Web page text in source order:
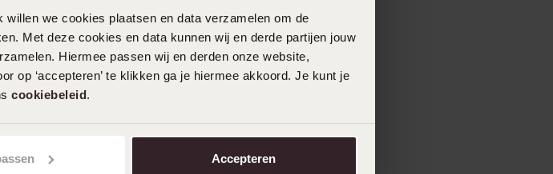
we cookies plaatsen en data verzamelen om de
Met deze cookies en data kunnen wij en derde partijen jouw
Hiermee passen wij en derden onze website,
op ‘accepteren’ te klikken ga je hiermee akkoord. Je kunt je
cookiebeleid.
Accepteren